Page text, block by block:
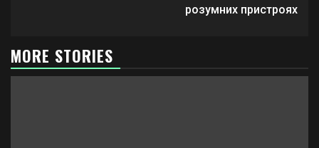
розумних пристроях
MORE STORIES